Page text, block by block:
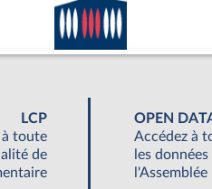
LCP
à toute
de
OPEN
Accédez à
les données